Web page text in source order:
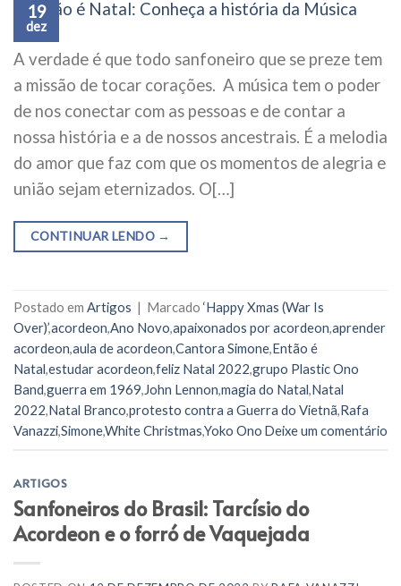
19
dez
A verdade é que todo sanfoneiro que se preze tem
a missão de tocar corações. A música tem o poder
de nos conectar com as pessoas e de contar a
nossa história e a de nossos ancestrais. É a melodia
do amor que faz com que os momentos de alegria e
união sejam eternizados. O[…]
CONTINUAR LENDO →
Postado em Artigos | Marcado ‘Happy Xmas (War Is
Over)’,acordeon,Ano Novo,apaixonados por acordeon,aprender
acordeon,aula de acordeon,Cantora Simone,Então é
Natal,estudar acordeon,feliz Natal 2022,grupo Plastic Ono
Band,guerra em 1969,John Lennon,magia do Natal,Natal
2022,Natal Branco,protesto contra a Guerra do Vietnã,Rafa
Vanazzi,Simone,White Christmas,Yoko Ono Deixe um comentário
ARTIGOS
Sanfoneiros do Brasil: Tarcísio do
Acordeon e o forró de Vaquejada